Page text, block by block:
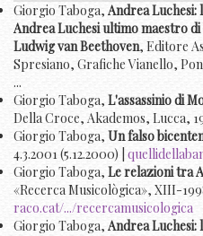
Giorgio Taboga, Andrea Luchesi:
Andrea Luchesi ultimo maestro
Ludwig van Beethoven, Editore
Spresiano, Grafiche Vianello,
...
Giorgio Taboga, L'assassinio di
Della Croce, Akademos, Lucca,
Giorgio Taboga, Un falso
4.3.2001 (5.12.2000) |
Giorgio Taboga, Le relazioni tra
«Recerca Musicològica», XIII-
raco.cat/.../recercamusicologica
Giorgio Taboga, Andrea Luchesi: